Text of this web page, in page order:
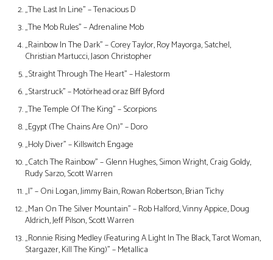
„The Last In Line” – Tenacious D
„The Mob Rules” – Adrenaline Mob
„Rainbow In The Dark” – Corey Taylor, Roy Mayorga, Satchel,
Christian Martucci, Jason Christopher
„Straight Through The Heart” – Halestorm
„Starstruck” – Motörhead oraz Biff Byford
„The Temple Of The King” – Scorpions
„Egypt (The Chains Are On)” – Doro
„Holy Diver” – Killswitch Engage
„Catch The Rainbow” – Glenn Hughes, Simon Wright, Craig Goldy,
Rudy Sarzo, Scott Warren
„I” – Oni Logan, Jimmy Bain, Rowan Robertson, Brian Tichy
„Man On The Silver Mountain” – Rob Halford, Vinny Appice, Doug
Aldrich, Jeff Pilson, Scott Warren
„Ronnie Rising Medley (Featuring A Light In The Black, Tarot Woman,
Stargazer, Kill The King)” – Metallica